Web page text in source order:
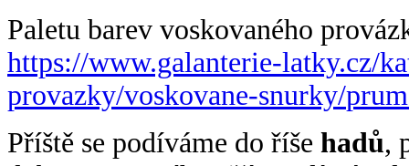
Paletu barev voskovaného
https://www.galanterie-latky.cz/
provazky/voskovane-snurky/
Příště se podíváme do říše hadů,